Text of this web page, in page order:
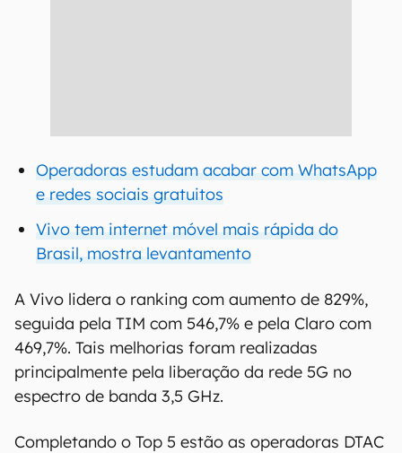
Operadoras estudam acabar com WhatsApp
e redes sociais gratuitos
Vivo tem internet móvel mais rápida do
Brasil, mostra levantamento
A Vivo lidera o ranking com aumento de 829%,
seguida pela TIM com 546,7% e pela Claro com
469,7%. Tais melhorias foram realizadas
principalmente pela liberação da rede 5G no
espectro de banda 3,5 GHz.
Completando o Top 5 estão as operadoras DTAC